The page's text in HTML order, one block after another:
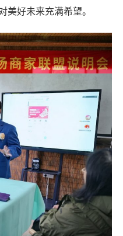
美好未来充满希望。